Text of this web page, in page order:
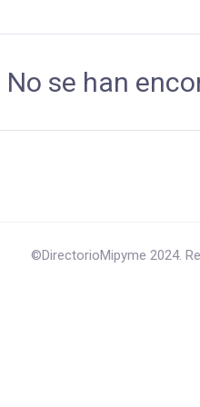
No se han
©DirectorioMipyme 2024.